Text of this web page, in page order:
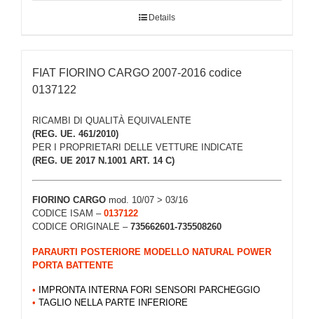
Details
FIAT FIORINO CARGO 2007-2016 codice
0137122
RICAMBI DI QUALITÀ EQUIVALENTE
(REG. UE. 461/2010)
PER I PROPRIETARI DELLE VETTURE INDICATE
(REG. UE 2017 N.1001 ART. 14 C)
FIORINO CARGO mod. 10/07 > 03/16
CODICE ISAM – 0137122
CODICE ORIGINALE – 735662601-735508260
PARAURTI POSTERIORE MODELLO NATURAL POWER
PORTA BATTENTE
•
IMPRONTA INTERNA FORI SENSORI PARCHEGGIO
•
TAGLIO NELLA PARTE INFERIORE